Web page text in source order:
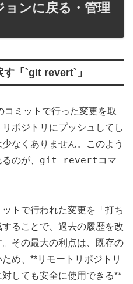
ョンに戻る・管理
「`git revert`」
ミットで行った変更を取
ポジトリにプッシュしてし
なくありません。このよう
のが、 git revert コマ
トで行われた変更を「打ち
ることで、過去の履歴を改
その最大の利点は、既存の
め、**リモートリポジトリ
しても安全に使用できる**